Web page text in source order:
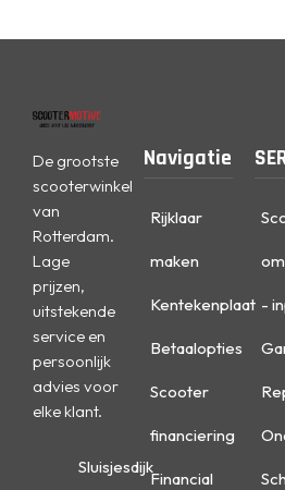
De grootste
scooterwinkel
van
Rotterdam.
Lage
prijzen,
uitstekende
service en
persoonlijk
advies voor
elke klant.
Sluisjesdijk
Navigatie
Rijklaar
maken
Kentekenplaat
Betaalopties
Scooter
financiering
Financial
-